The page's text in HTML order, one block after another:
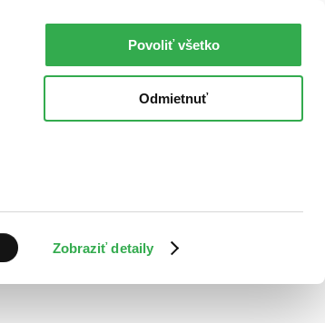
Zobraziť detaily
Povoliť všetko
Odmietnuť